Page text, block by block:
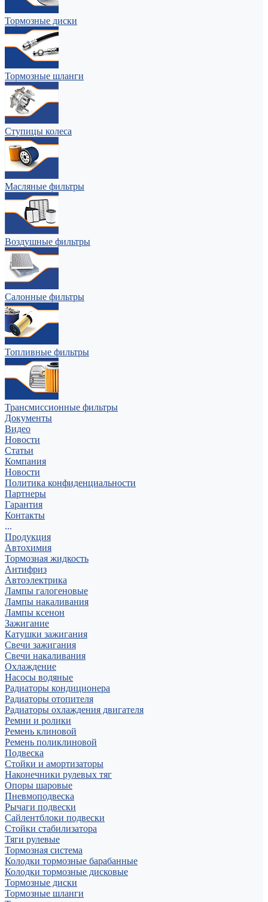
Тормозные диски
Тормозные шланги
Ступицы колеса
Масляные фильтры
Воздушные фильтры
Салонные фильтры
Топливные фильтры
Трансмиссионные фильтры
Документы
Видео
Новости
Статьи
Компания
Новости
Политика конфиденциальности
Партнеры
Гарантия
Контакты
...
Продукция
Автохимия
Тормозная жидкость
Антифриз
Автоэлектрика
Лампы галогеновые
Лампы накаливания
Лампы ксенон
Зажигание
Катушки зажигания
Свечи зажигания
Свечи накаливания
Охлаждение
Насосы водяные
Радиаторы кондиционера
Радиаторы отопителя
Радиаторы охлаждения двигателя
Ремни и ролики
Ремень клиновой
Ремень поликлиновой
Подвеска
Стойки и амортизаторы
Наконечники рулевых тяг
Опоры шаровые
Пневмоподвеска
Рычаги подвески
Сайлентблоки подвески
Стойки стабилизатора
Тяги рулевые
Тормозная система
Колодки тормозные барабанные
Колодки тормозные дисковые
Тормозные диски
Тормозные шланги